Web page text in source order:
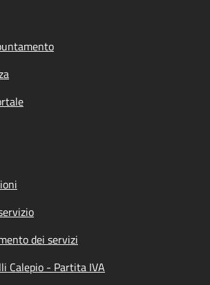
dei servizi
Calepio - Partita IVA